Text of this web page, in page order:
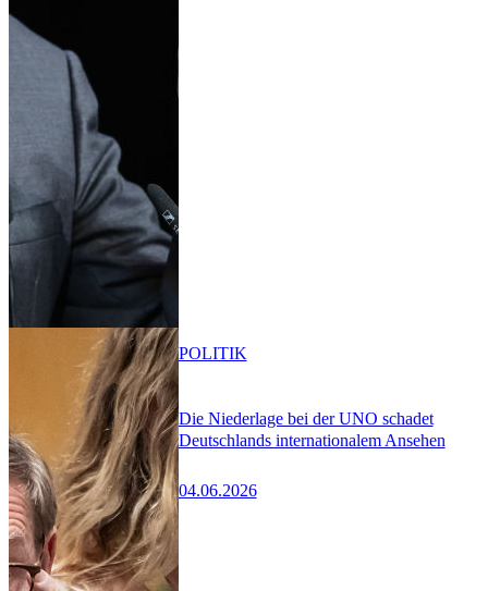
Die Niederlage bei der UNO schadet
Deutschlands internationalem Ansehen
04.06.2026
POLITIK